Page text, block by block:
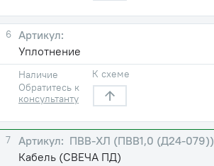
6
Уплотнение
Наличие
Обратитесь к
консультанту
К схеме
7
ПВВ-ХЛ (ПВВ1,0 (Д24-079))
Кабель (СВЕЧА ПД)